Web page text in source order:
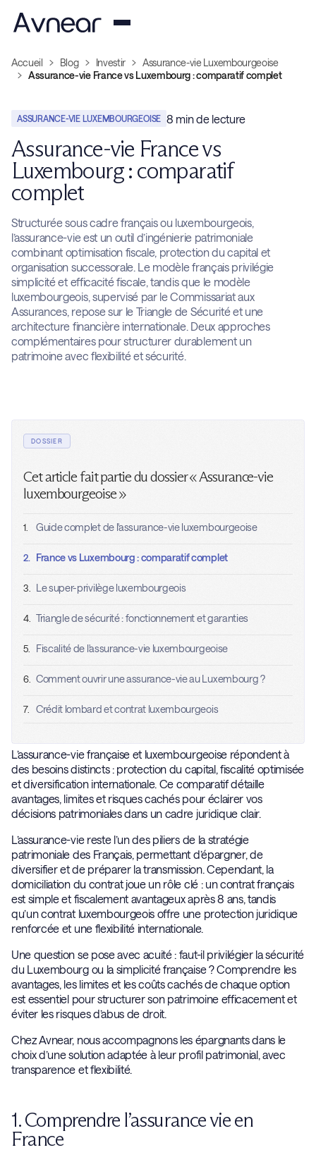
Accueil Blog Investir
Assurance-vie Luxembourgeoise
Assurance-vie France vs Luxembourg : comparatif complet
ASSURANCE-VIE LUXEMBOURGEOISE 8 min de lecture
Assurance-vie France vs
Luxembourg : comparatif
complet
Structurée sous cadre français ou luxembourgeois,
l’assurance-vie est un outil d’ingénierie patrimoniale
combinant optimisation fiscale, protection du capital et
organisation successorale. Le modèle français privilégie
simplicité et efficacité fiscale, tandis que le modèle
luxembourgeois, supervisé par le Commissariat aux
Assurances, repose sur le Triangle de Sécurité et une
architecture financière internationale. Deux approches
complémentaires pour structurer durablement un
patrimoine avec flexibilité et sécurité.
DOSSIER
Cet article fait partie du dossier « Assurance-vie
luxembourgeoise »
1. Guide complet de l'assurance-vie luxembourgeoise
2. France vs Luxembourg : comparatif complet
3. Le super-privilège luxembourgeois
4. Triangle de sécurité : fonctionnement et garanties
5. Fiscalité de l'assurance-vie luxembourgeoise
6. Comment ouvrir une assurance-vie au Luxembourg ?
7. Crédit lombard et contrat luxembourgeois
L’assurance-vie française et luxembourgeoise répondent à
des besoins distincts : protection du capital, fiscalité optimisée
et diversification internationale. Ce comparatif détaille
avantages, limites et risques cachés pour éclairer vos
décisions patrimoniales dans un cadre juridique clair.
L’assurance-vie reste l’un des piliers de la stratégie
patrimoniale des Français, permettant d’épargner, de
diversifier et de préparer la transmission. Cependant, la
domiciliation du contrat joue un rôle clé : un contrat français
est simple et fiscalement avantageux après 8 ans, tandis
qu’un contrat luxembourgeois offre une protection juridique
renforcée et une flexibilité internationale.
Une question se pose avec acuité : faut-il privilégier la sécurité
du Luxembourg ou la simplicité française ? Comprendre les
avantages, les limites et les coûts cachés de chaque option
est essentiel pour structurer son patrimoine efficacement et
éviter les risques d’abus de droit.
Chez Avnear, nous accompagnons les épargnants dans le
choix d’une solution adaptée à leur profil patrimonial, avec
transparence et flexibilité.
1. Comprendre l’assurance vie en
France